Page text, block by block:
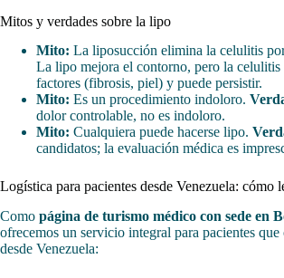
Mitos y verdades sobre la lipo
Mito: La liposucción elimina la celulitis
La lipo mejora el contorno, pero la celulitis
factores (fibrosis, piel) y puede persistir.
Mito: Es un procedimiento indoloro.
dolor controlable, no es indoloro.
Mito: Cualquiera puede hacerse lipo.
candidatos; la evaluación médica es
Logística para pacientes desde Venezuela: cómo
Como página de turismo médico con sede en
ofrecemos un servicio integral para pacientes
desde Venezuela: